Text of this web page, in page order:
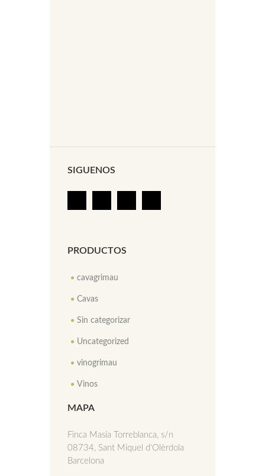
SIGUENOS
PRODUCTOS
cavagrimau
Cavas
Sin categorizar
Uncategorized
vinogrimau
Vinos
MAPA
Finca Masía Torreblanca, s/n
08734, Sant Miquel d'Olèrdola
Barcelona